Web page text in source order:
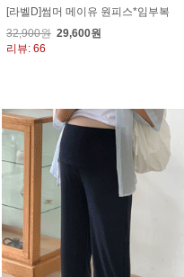
[라벨D]썸머 메이유 원피스*임부복
32,900원 29,600원
리뷰: 66